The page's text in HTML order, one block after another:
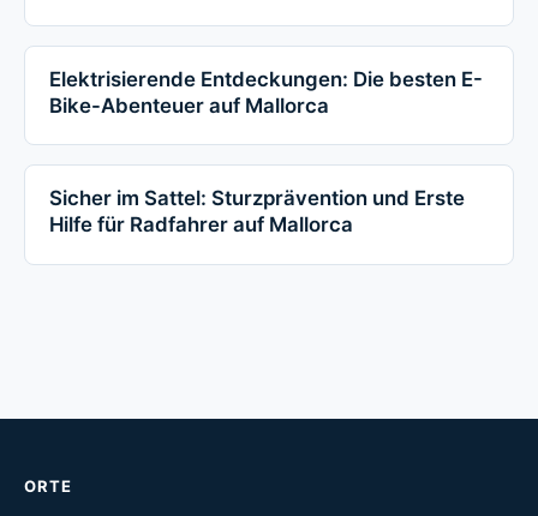
Elektrisierende Entdeckungen: Die besten E-
Bike-Abenteuer auf Mallorca
Sicher im Sattel: Sturzprävention und Erste
Hilfe für Radfahrer auf Mallorca
ORTE